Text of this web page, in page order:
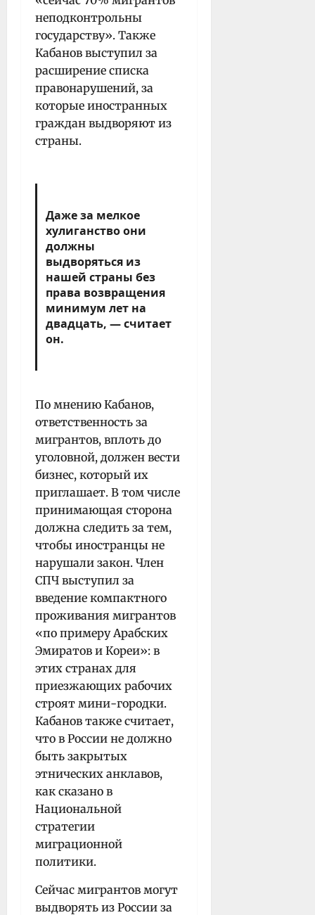
неподконтрольны
государству». Также
Кабанов выступил за
расширение списка
правонарушений, за
которые иностранных
граждан выдворяют из
страны.
Даже за мелкое
хулиганство они
должны
выдворяться из
нашей страны без
права возвращения
минимум лет на
двадцать, — считает
он.
По мнению Кабанов,
ответственность за
мигрантов, вплоть до
уголовной, должен вести
бизнес, который их
приглашает. В том числе
принимающая сторона
должна следить за тем,
чтобы иностранцы не
нарушали закон. Член
СПЧ выступил за
введение компактного
проживания мигрантов
«по примеру Арабских
Эмиратов и Кореи»: в
этих странах для
приезжающих рабочих
строят мини-городки.
Кабанов также считает,
что в России не должно
быть закрытых
этнических анклавов,
как сказано в
Национальной
стратегии
миграционной
политики.
Сейчас мигрантов могут
выдворять из России за